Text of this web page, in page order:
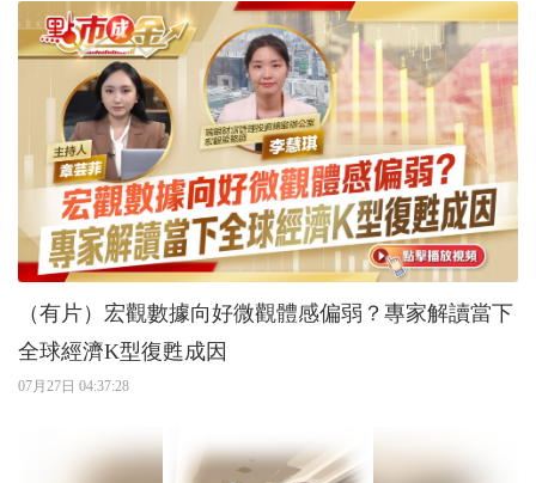
（有片）宏觀數據向好微觀體感偏弱？專家解讀當下
全球經濟K型復甦成因
07月27日 04:37:28